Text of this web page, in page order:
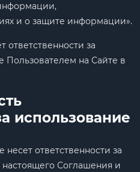
и о защите информации».
ответственности за
Пользователем на Сайте в
использование
ответственности за
Соглашения и